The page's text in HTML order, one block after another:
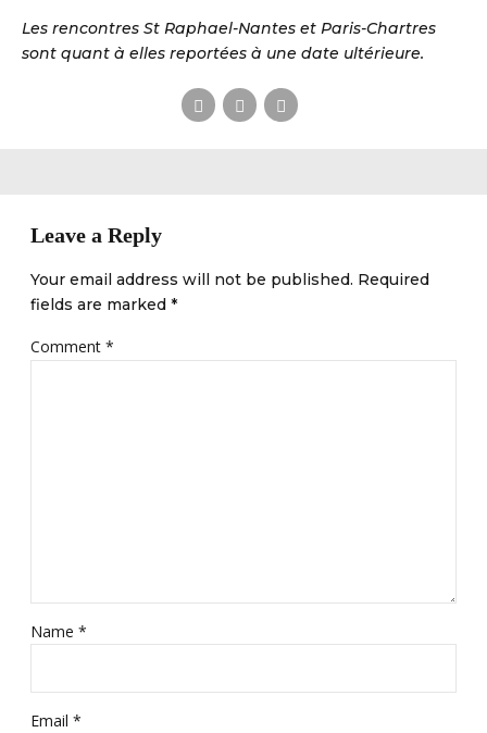
Les rencontres St Raphael-Nantes et Paris-Chartres
sont quant à elles reportées à une date ultérieure.
Leave a Reply
Your email address will not be published. Required
fields are marked *
Comment *
Name *
Email *